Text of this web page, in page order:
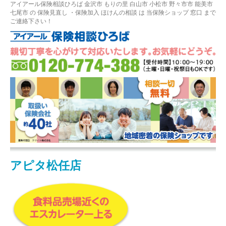
アイアール保険相談ひろば 金沢市 もりの里 白山市 小松市 野々市市 能美市
七尾市 の 保険見直し ・保険加入 ほけんの相談 は 当保険ショップ 窓口 まで
ご連絡下さい！
アピタ松任店